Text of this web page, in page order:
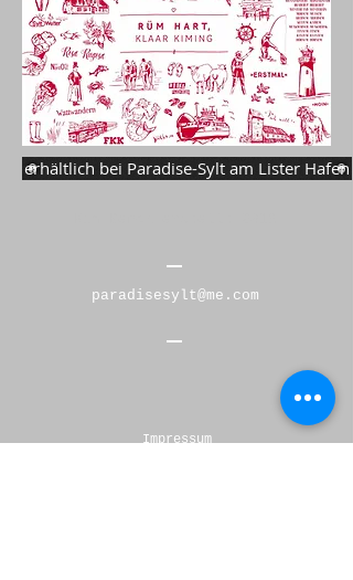
erhältlich bei Paradise-Sylt am Lister Hafen
paradisesylt@me.com
Impressum